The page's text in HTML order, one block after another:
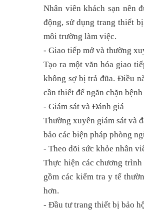
Nhân viên khách sạn nên
động, sử dụng trang thiết
môi trường làm việc.
- Giao tiếp mở và thường
Tạo ra một văn hóa giao
không sợ bị trả đũa. Điều
cần thiết để ngăn chặn
- Giám sát và Đánh giá
Thường xuyên giám sát và
bảo các biện pháp phòng
- Theo dõi sức khỏe nhân
Thực hiện các chương
gồm các kiểm tra y tế
hơn.
- Đầu tư trang thiết bị bảo